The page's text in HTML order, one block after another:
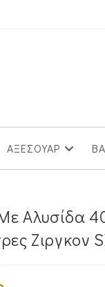
ΑΞΕΣΟΥΑΡ
Αλυσίδα
Ζιργκον